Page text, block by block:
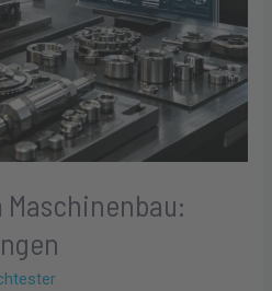
Maschinenbau: